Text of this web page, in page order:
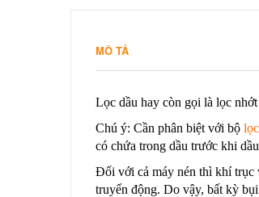
MÔ TẢ
Lọc dầu hay còn gọi là lọc
Chú ý: Cần phân biệt với bộ
có chứa trong dầu trước khi
Đối với cả máy nén thì khí trục
truyển động. Do vậy, bất kỳ